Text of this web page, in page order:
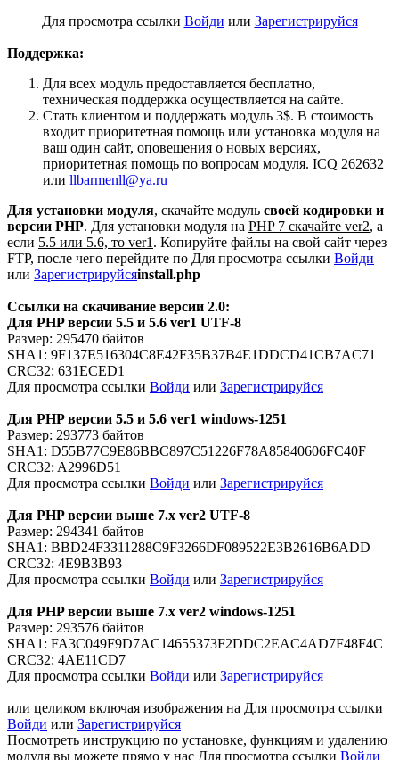
Для просмотра ссылки Войди или Зарегистрируйся
Поддержка:
Для всех модуль предоставляется бесплатно,
техническая поддержка осуществляется на сайте.
Стать клиентом и поддержать модуль 3$. В стоимость
входит приоритетная помощь или установка модуля на
ваш один сайт, оповещения о новых версиях,
приоритетная помощь по вопросам модуля. ICQ 262632
или llbarmenll@ya.ru
Для установки модуля, скачайте модуль своей кодировки и
версии PHP. Для установки модуля на PHP 7 скачайте ver2, а
если 5.5 или 5.6, то ver1. Копируйте файлы на свой сайт через
FTP, после чего перейдите по Для просмотра ссылки Войди
или Зарегистрируйсяinstall.php
Ссылки на скачивание версии 2.0:
Для PHP версии 5.5 и 5.6 ver1 UTF-8
Размер: 295470 байтов
SHA1: 9F137E516304C8E42F35B37B4E1DDCD41CB7AC71
CRC32: 631ECED1
Для просмотра ссылки Войди или Зарегистрируйся
Для PHP версии 5.5 и 5.6 ver1 windows-1251
Размер: 293773 байтов
SHA1: D55B77C9E86BBC897C51226F78A85840606FC40F
CRC32: A2996D51
Для просмотра ссылки Войди или Зарегистрируйся
Для PHP версии выше 7.x ver2 UTF-8
Размер: 294341 байтов
SHA1: BBD24F3311288C9F3266DF089522E3B2616B6ADD
CRC32: 4E9B3B93
Для просмотра ссылки Войди или Зарегистрируйся
Для PHP версии выше 7.x ver2 windows-1251
Размер: 293576 байтов
SHA1: FA3C049F9D7AC14655373F2DDC2EAC4AD7F48F4C
CRC32: 4AE11CD7
Для просмотра ссылки Войди или Зарегистрируйся
или целиком включая изображения на Для просмотра ссылки
Войди или Зарегистрируйся
Посмотреть инструкцию по установке, функциям и удалению
модуля вы можете прямо у нас Для просмотра ссылки Войди